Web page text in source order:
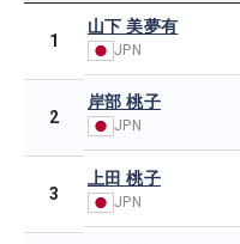
1
山下 美夢有
JPN
2
岸部 桃子
JPN
3
上田 桃子
JPN